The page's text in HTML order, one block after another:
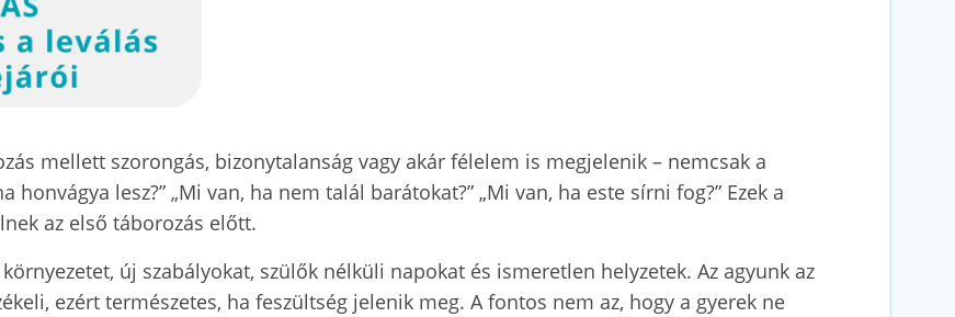
mellett szorongás, bizonytalanság vagy akár félelem is megjelenik – nemcsak a
lesz?” „Mi van, ha nem talál barátokat?” „Mi van, ha este sírni fog?” Ezek a
az első táborozás előtt.
új szabályokat, szülők nélküli napokat és ismeretlen helyzetek. Az agyunk az
ezért természetes, ha feszültség jelenik meg. A fontos nem az, hogy a gyerek ne